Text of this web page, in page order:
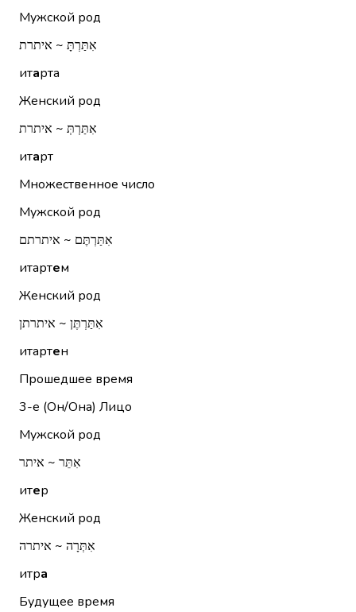
Мужской род
אִתַּרְתָּ ~ איתרת
итарта
Женский род
אִתַּרְתְּ ~ איתרת
итарт
Множественное число
Мужской род
אִתַּרְתֶּם ~ איתרתם
итартем
Женский род
אִתַּרְתֶּן ~ איתרתן
итартен
Прошедшее время
3-е (Он/Она) Лицо
Мужской род
אִתֵּר ~ איתר
итер
Женский род
אִתְּרָה ~ איתרה
итра
Будущее время